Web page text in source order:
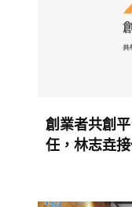
創業者共創
任，林志垚